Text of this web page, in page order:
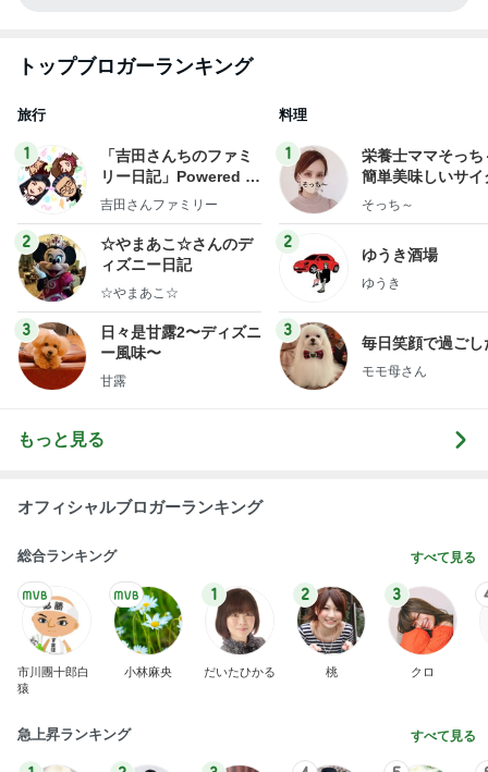
トップブロガーランキング
旅行
1
「吉田さんちのファミ
リー日記」Powered b
y Ameba 吉田さんファ
ログ
吉田さんファミリー
2
☆やまあこ☆さんのデ
ィズニー日記
☆やまあこ☆
3
日々是甘露2〜ディズニ
ー風味〜
甘露
料理
1
栄養士ママそっち
簡単美味しいサイ
献立
そっち～
2
ゆうき酒場
ゆうき
3
毎日笑顔で過ごし
モモ母さん
もっと見る
オフィシャルブロガーランキング
総合ランキング すべて見る
市川團十郎白
猿
小林麻央
1
だいたひかる
2
桃
3
クロ
急上昇ランキング すべて見る